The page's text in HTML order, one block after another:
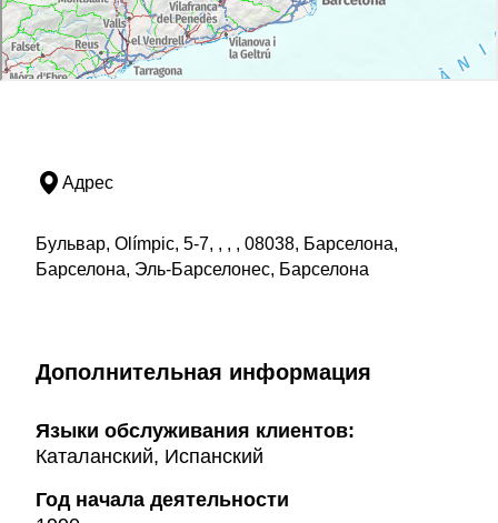
Адрес
Бульвар, Olímpic, 5-7, , , , 08038, Барселона,
Барселона, Эль-Барселонес, Барселона
Дополнительная информация
Языки обслуживания клиентов:
Каталанский, Испанский
Год начала деятельности